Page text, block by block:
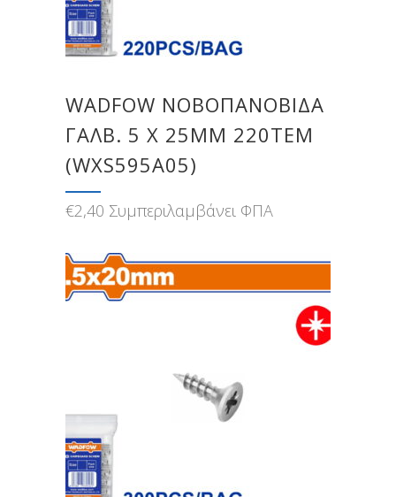
WADFOW ΝΟΒΟΠΑΝΟΒΙΔΑ
ΓΑΛΒ. 5 Χ 25MM 220TEM
(WXS595A05)
€2,40 Συμπεριλαμβάνει ΦΠΑ